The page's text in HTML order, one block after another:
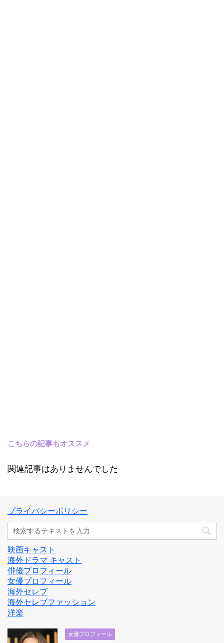
こちらの記事もオススメ
関連記事はありませんでした
プライバシーポリシー
映画キャスト
海外ドラマ キャスト
俳優プロフィール
女優プロフィール
海外セレブ
海外セレブファッション
洋楽
女優プロフィール